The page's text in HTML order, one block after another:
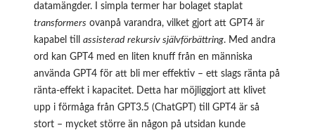
datamängder. I simpla termer har bolaget staplat
transformers ovanpå varandra, vilket gjort att GPT4 är
kapabel till assisterad rekursiv självförbättring. Med andra
ord kan GPT4 med en liten knuff från en människa
använda GPT4 för att bli mer effektiv – ett slags ränta på
ränta-effekt i kapacitet. Detta har möjliggjort att klivet
upp i förmåga från GPT3.5 (ChatGPT) till GPT4 är så
stort – mycket större än någon på utsidan kunde